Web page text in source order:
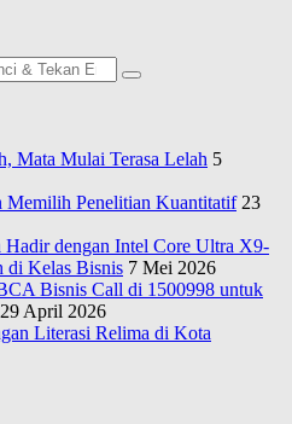
Mata Mulai Terasa Lelah 5
Memilih Penelitian Kuantitatif 23
dengan Intel Core Ultra X9-
di Kelas Bisnis 7 Mei 2026
Bisnis Call di 1500998 untuk
29 April 2026
Literasi Relima di Kota